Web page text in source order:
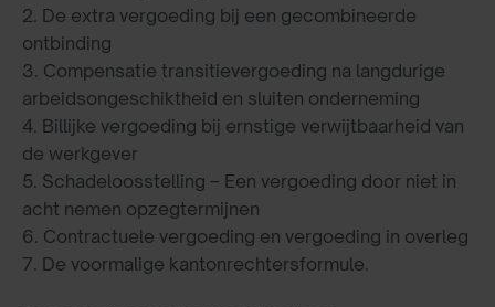
2. De extra vergoeding bij een gecombineerde
ontbinding
3. Compensatie transitievergoeding na langdurige
arbeidsongeschiktheid en sluiten onderneming
4. Billijke vergoeding bij ernstige verwijtbaarheid van
de werkgever
5. Schadeloosstelling – Een vergoeding door niet in
acht nemen opzegtermijnen
6. Contractuele vergoeding en vergoeding in overleg
7. De voormalige kantonrechtersformule.